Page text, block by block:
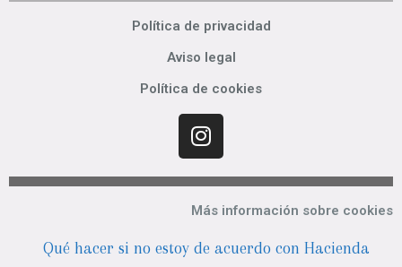
Política de privacidad
Aviso legal
Política de cookies
Más información sobre cookies
Qué hacer si no estoy de acuerdo con Hacienda